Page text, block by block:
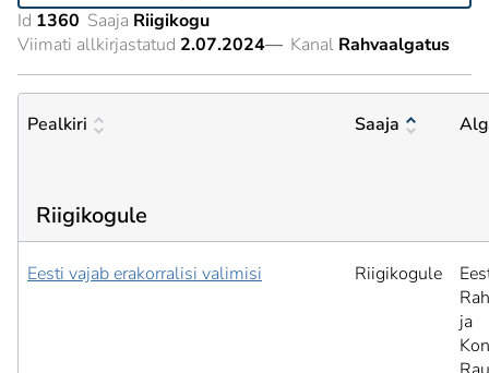
Id 1360 Saaja Riigikogu
Viimati allkirjastatud 2.07.2024— Kanal Rahvaalgatus
Pealkiri Saaja
Riigikogule
Eesti vajab erakorralisi valimisi Riigikogule
ja